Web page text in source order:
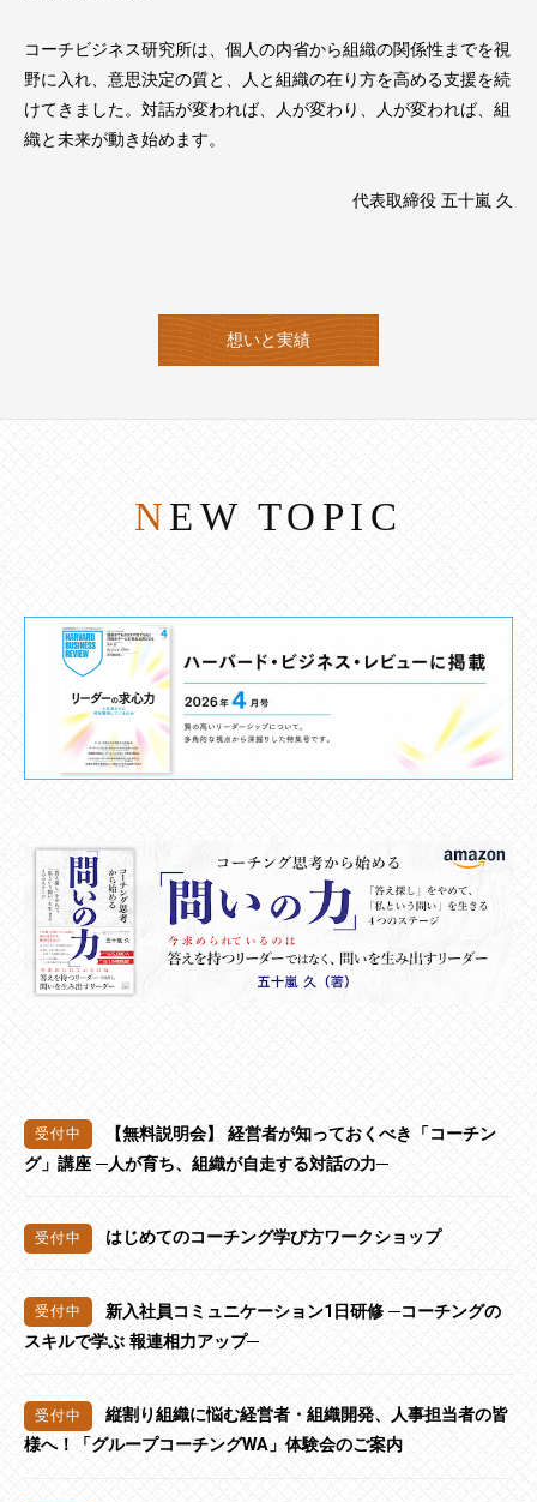
コーチビジネス研究所は、個人の内省から組織の関係性までを視
野に入れ、意思決定の質と、人と組織の在り方を高める支援を続
けてきました。対話が変われば、人が変わり、人が変われば、組
織と未来が動き始めます。
代表取締役 五十嵐 久
想いと実績
NEW TOPIC
【無料説明会】 経営者が知っておくべき「コーチン
グ」講座 ─人が育ち、組織が自走する対話の力─
はじめてのコーチング学び方ワークショップ
新入社員コミュニケーション1日研修 ─コーチングの
スキルで学ぶ 報連相力アップ─
縦割り組織に悩む経営者・組織開発、人事担当者の皆
様へ！「グループコーチングWA」体験会のご案内